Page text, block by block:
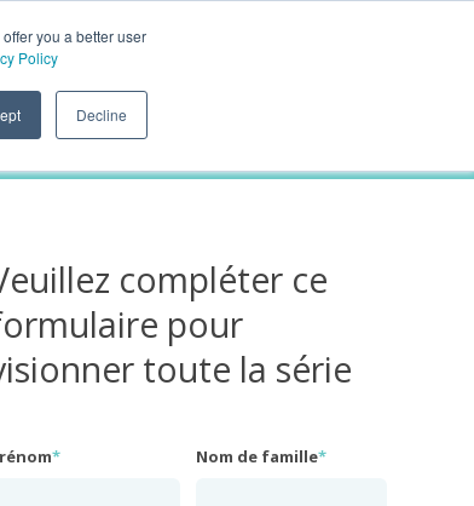
you a better user
Policy
Decline
compléter ce
pour
toute la série
* Nom de famille*